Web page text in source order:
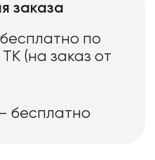
заказа
по
(на заказ от
бесплатно